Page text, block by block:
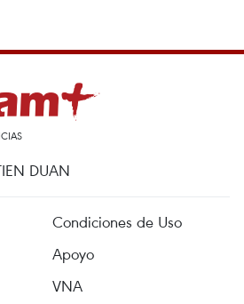
DUAN
Condiciones de Uso
Apoyo
VNA